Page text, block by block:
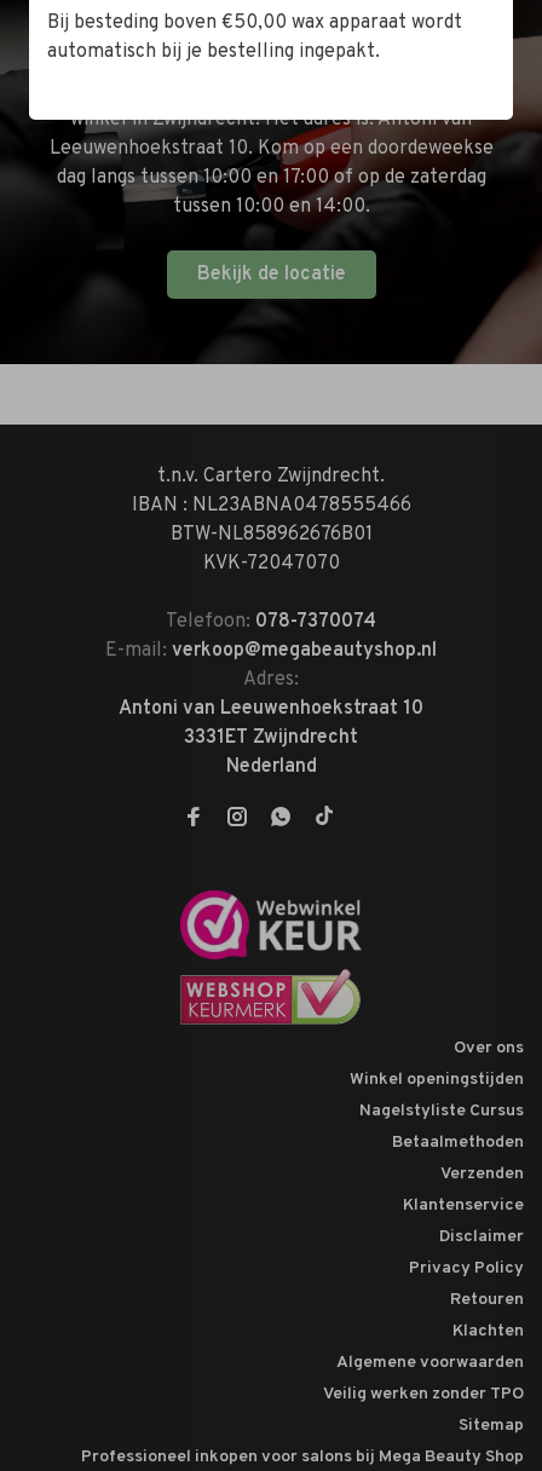
BEZOEK DE WINKEL!
winkel in Zwijndrecht! Het adres is: Antoni van
Leeuwenhoekstraat 10. Kom op een doordeweekse
dag langs tussen 10:00 en 17:00 of op de zaterdag
tussen 10:00 en 14:00.
Bekijk de locatie
t.n.v. Cartero Zwijndrecht.
IBAN : NL23ABNA0478555466
BTW-NL858962676B01
KVK-72047070
Telefoon: 078-7370074
E-mail: verkoop@megabeautyshop.nl
Adres:
Antoni van Leeuwenhoekstraat 10
3331ET Zwijndrecht
Nederland
Over ons
Winkel openingstijden
Nagelstyliste Cursus
Betaalmethoden
Verzenden
Klantenservice
Disclaimer
Privacy Policy
Retouren
Klachten
Algemene voorwaarden
Veilig werken zonder TPO
Sitemap
Professioneel inkopen voor salons bij Mega Beauty Shop
Bij besteding boven €50,00 wax apparaat wordt
automatisch bij je bestelling ingepakt.